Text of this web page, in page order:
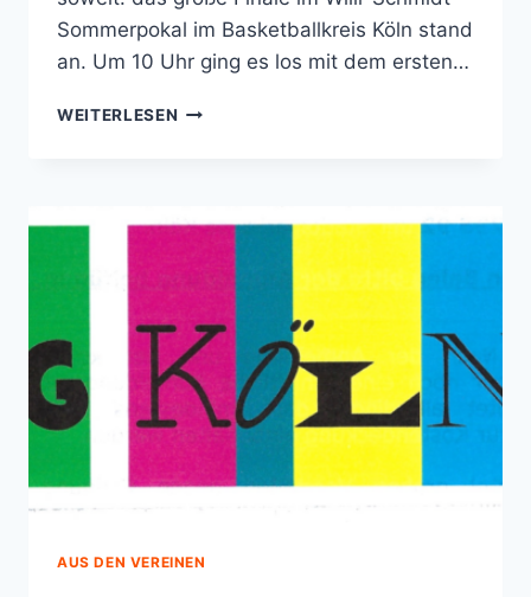
Sommerpokal im Basketballkreis Köln stand
an. Um 10 Uhr ging es los mit dem ersten…
WEITERLESEN NACHBERICHT
AUS DEN VEREINEN